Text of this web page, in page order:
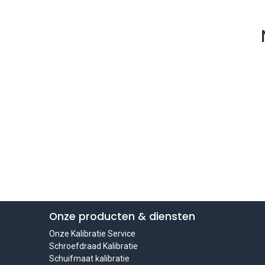
Onze producten & diensten
Onze Kalibratie Service
Schroefdraad Kalibratie
Schuifmaat kalibratie